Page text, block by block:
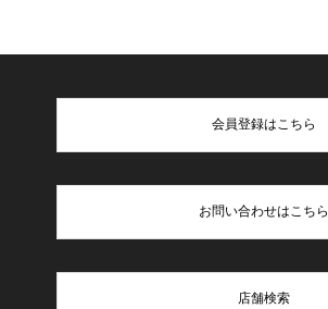
会員登録はこちら
お問い合わせはこちら
店舗検索